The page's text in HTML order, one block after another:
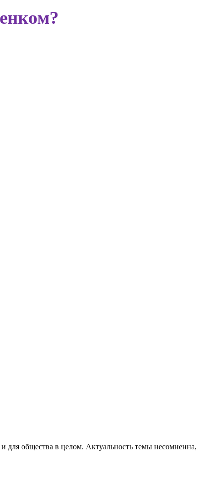
для общества в целом. Актуальность темы несомненна,